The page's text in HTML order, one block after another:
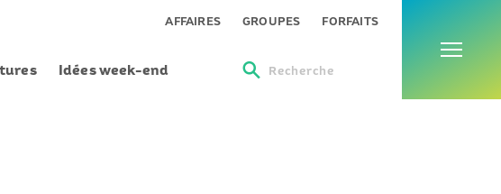
Menu
Idées week-end
AFFAIRES GROUPES FORFAITS
Recherche